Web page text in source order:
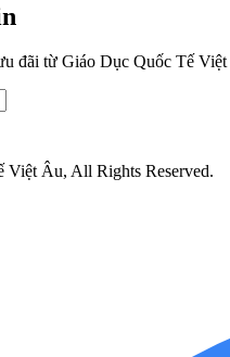
đãi từ Giáo Dục Quốc Tế
Âu, All Rights Reserved.